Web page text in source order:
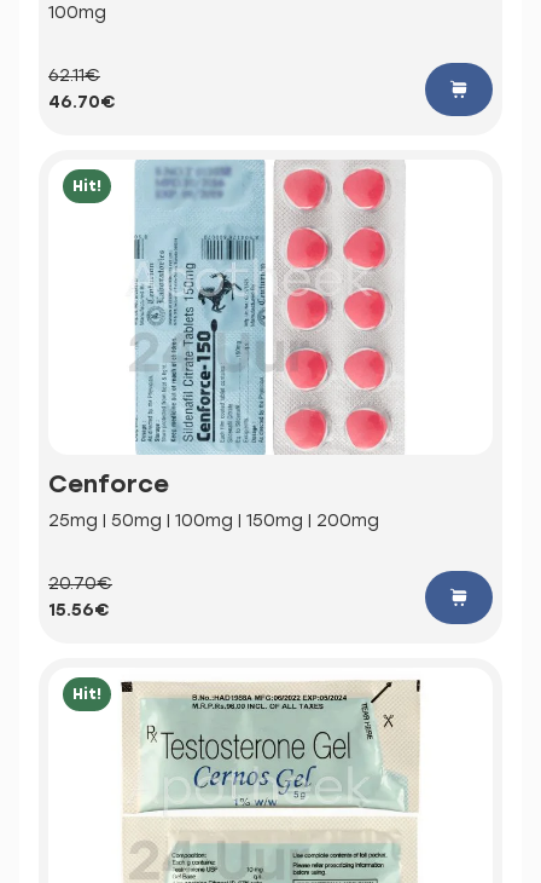
100mg
62.11€
46.70€
Hit!
Cenforce
25mg | 50mg | 100mg | 150mg | 200mg
20.70€
15.56€
Hit!